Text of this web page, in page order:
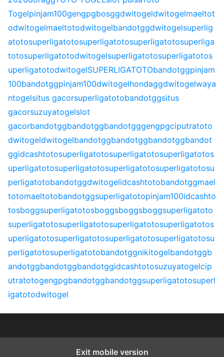
Togelpinjam100gengpgbosggdwitogeldwitogelmaeltot
odwitogelmaeltotodwitogelbandotggdwitogelsuperlig
atotosuperligatotosuperligatotosuperligatotosuperliga
totosuperligatotodwitogelsuperligatotosuperligatotos
uperligatotodwitogelSUPERLIGATOTObandotggpinjam
100bandotggpinjam100dwitogelhondaggdwitogelwaya
ntogelsitus gacorsuperligatotobandotggsitus
gacorsuzuyatogelslot
gacorbandotggbandotggbandotgggengpgciputratoto
dwitogeldwitogelbandotggbandotggbandotggbandot
ggidcashtotosuperligatotosuperligatotosuperligatotos
uperligatotosuperligatotosuperligatotosuperligatotosu
perligatotobandotggdwitogelidcashtotobandotggmael
totomaeltotobandotggsuperligatotopinjam100idcashto
tosboggsuperligatotosboggsboggsboggsuperligatoto
superligatotosuperligatotosuperligatotosuperligatotos
uperligatotosuperligatotosuperligatotosuperligatotosu
perligatotosuperligatotobandotggnikitogelbandotggb
andotggbandotggbandotggidcashtotosuzuyatogelcip
utratotogengpgbandotggbandotggsuperligatotosuperl
igatotodwitogel
Exit mobile version